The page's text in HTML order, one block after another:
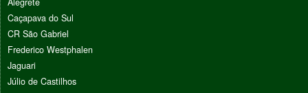
Caçapava do Sul
CR São Gabriel
Frederico Westphalen
Jaguari
Júlio de Castilhos